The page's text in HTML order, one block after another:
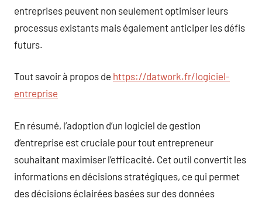
entreprises peuvent non seulement optimiser leurs
processus existants mais également anticiper les défis
futurs.
Tout savoir à propos de https://datwork.fr/logiciel-
entreprise
En résumé, l’adoption d’un logiciel de gestion
d’entreprise est cruciale pour tout entrepreneur
souhaitant maximiser l’efficacité. Cet outil convertit les
informations en décisions stratégiques, ce qui permet
des décisions éclairées basées sur des données